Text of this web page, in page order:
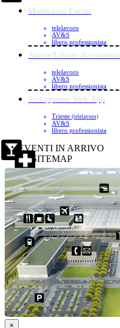
Moderatore Forum
telelavoro
AV&S
libero professionista
Autore/Editore di contenuti
telelavoro
AV&S
libero professionista
Sviluppatore Web-App
Trieste (telelavoro)
AV&S
libero professionista
EVENTI IN ARRIVO
SITEMAP
×